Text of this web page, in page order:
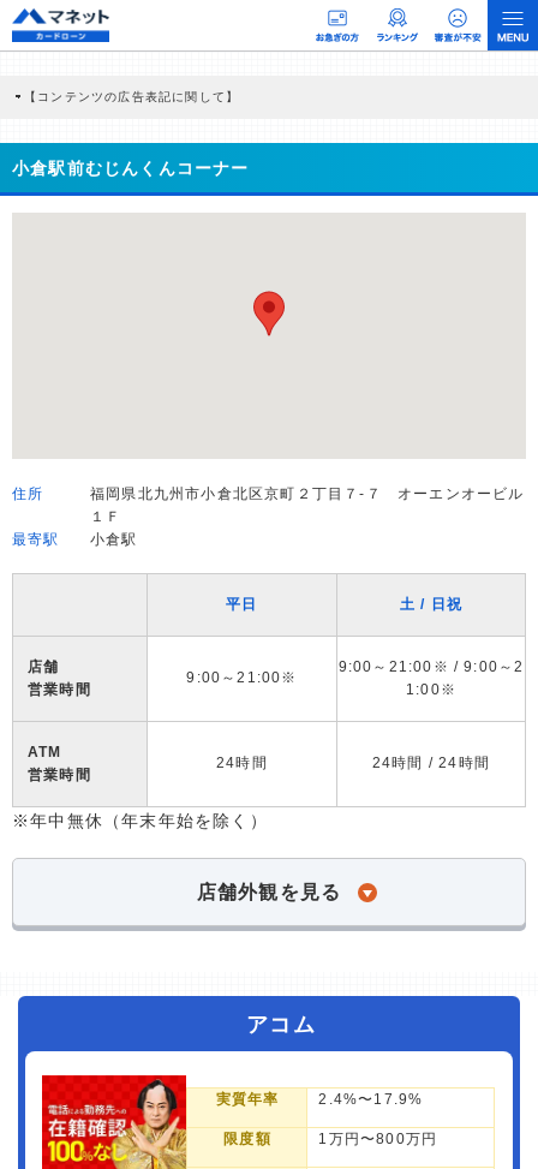
【コンテンツの広告表記に関して】
商品を根拠なくPRするものではなく、当編集部の調査／ユーザーへの口コミ収集な
どに基づき、公平性を担保した情報提供を行っています。
>提携企業一覧
小倉駅前むじんくんコーナー
住所
福岡県北九州市小倉北区京町２丁目７-７ オーエンオービル
１Ｆ
最寄駅
小倉駅
平日 土 / 日祝
店舗
営業時間
9:00～21:00※
9:00～21:00※ / 9:00～2
1:00※
ATM
営業時間
24時間 24時間 / 24時間
※年中無休（年末年始を除く）
店舗外観を見る
アコム
実質年率 2.4%〜17.9%
限度額 1万円〜800万円